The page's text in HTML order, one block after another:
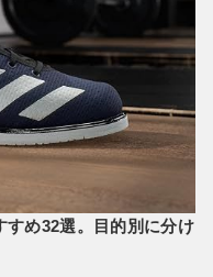
すめ32選。目的別に分け